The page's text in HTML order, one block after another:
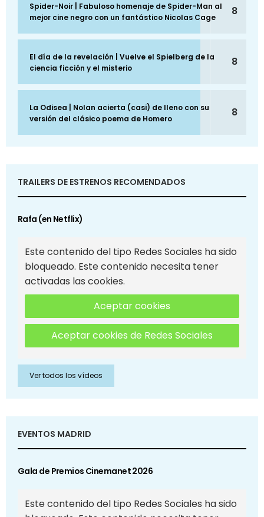
Spider-Noir | Fabuloso homenaje de Spider-Man al
mejor cine negro con un fantástico Nicolas Cage
8
El día de la revelación | Vuelve el Spielberg de la
ciencia ficción y el misterio
8
La Odisea | Nolan acierta (casi) de lleno con su
versión del clásico poema de Homero
8
TRAILERS DE ESTRENOS RECOMENDADOS
Rafa (en Netflix)
Este contenido del tipo Redes Sociales ha sido
bloqueado. Este contenido necesita tener
activadas las cookies.
Aceptar cookies
Aceptar cookies de Redes Sociales
Ver todos los vídeos
EVENTOS MADRID
Gala de Premios Cinemanet 2026
Este contenido del tipo Redes Sociales ha sido